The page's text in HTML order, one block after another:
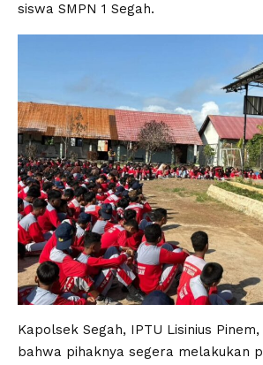
siswa SMPN 1 Segah.
Kapolsek Segah, IPTU Lisinius
bahwa pihaknya segera melakukan